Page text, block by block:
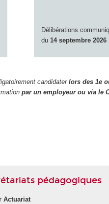
Délibérations
du 14 septembre 2026
candidaterlors des 1e
par un employeur ou via le
pédagogiques
Actuariat